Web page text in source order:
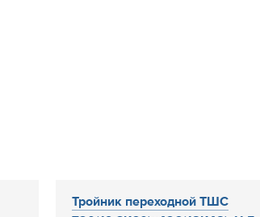
Тройник переходной ТШС